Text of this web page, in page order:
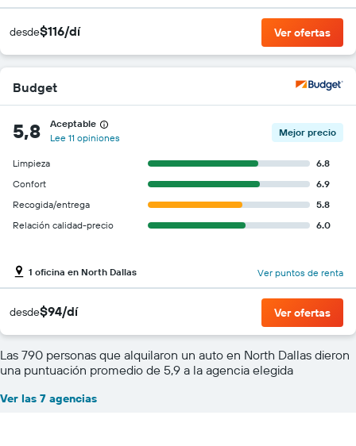
desde$116/dí Ver ofertas
Budget
5,8
Aceptable
Lee 11 opiniones
Mejor precio
Limpieza
6.8
Confort
6.9
Recogida/entrega
5.8
Relación calidad-precio
6.0
1 oficina en North Dallas Ver puntos de renta
desde$94/dí Ver ofertas
Las 790 personas que alquilaron un auto en North Dallas dieron
una puntuación promedio de 5,9 a la agencia elegida
Ver las 7 agencias